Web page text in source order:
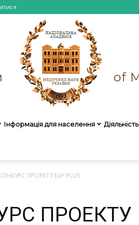
України
Інформація для населення Діяльність
ПРОЕКТУ EaP PLUS
ПРОЕКТУ